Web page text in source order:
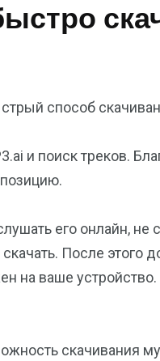
способ
и поиск треков.
его онлайн, не
После этого
на ваше
скачивания